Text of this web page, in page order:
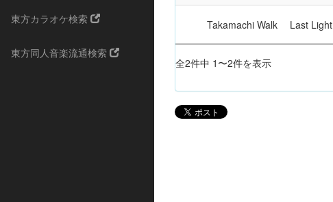
東方カラオケ検索
東方同人音楽流通検索
Takamachi Walk Last Light
全2件中 1〜2件を表示